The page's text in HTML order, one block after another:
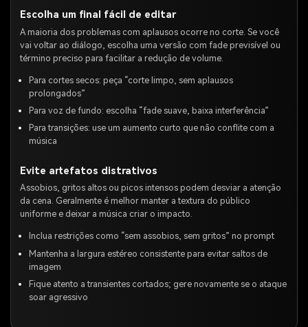
Escolha um final fácil de editar
A maioria dos problemas com aplausos ocorre no corte. Se você
vai voltar ao diálogo, escolha uma versão com fade previsível ou
término preciso para facilitar a redução de volume.
Para cortes secos: peça “corte limpo, sem aplausos
prolongados”
Para voz de fundo: escolha “fade suave, baixa interferência”
Para transições: use um aumento curto que não conflite com a
música
Evite artefatos distrativos
Assobios, gritos altos ou picos intensos podem desviar a atenção
da cena. Geralmente é melhor manter a textura do público
uniforme e deixar a música criar o impacto.
Inclua restrições como “sem assobios, sem gritos” no prompt
Mantenha a largura estéreo consistente para evitar saltos de
imagem
Fique atento a transientes cortados; gere novamente se o ataque
soar agressivo